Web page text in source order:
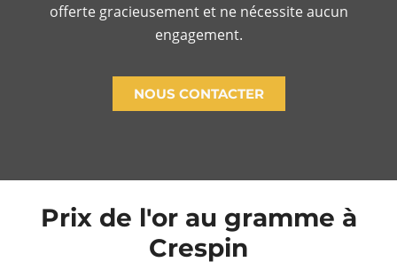
offerte gracieusement et ne nécessite aucun
engagement.
NOUS CONTACTER
Prix de l'or au gramme à
Crespin